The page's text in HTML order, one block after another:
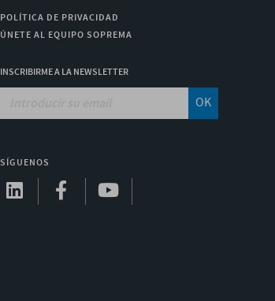
POLÍTICA DE PRIVACIDAD
ÚNETE AL EQUIPO SOPREMA
INSCRIBIRME A LA NEWSLETTER
OK
SÍGUENOS